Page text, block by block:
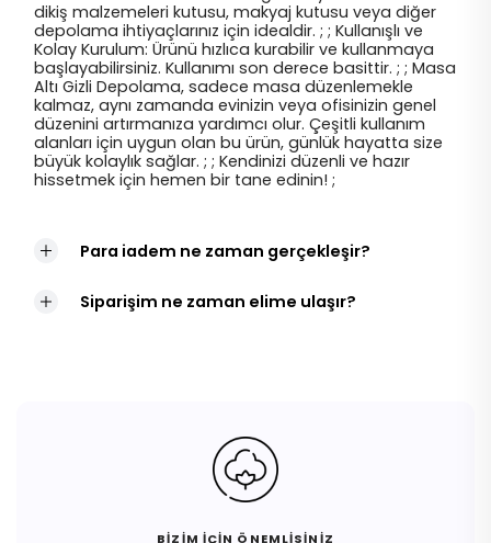
dikiş malzemeleri kutusu, makyaj kutusu veya diğer
depolama ihtiyaçlarınız için idealdir. ; ; Kullanışlı ve
Kolay Kurulum: Ürünü hızlıca kurabilir ve kullanmaya
başlayabilirsiniz. Kullanımı son derece basittir. ; ; Masa
Altı Gizli Depolama, sadece masa düzenlemekle
kalmaz, aynı zamanda evinizin veya ofisinizin genel
düzenini artırmanıza yardımcı olur. Çeşitli kullanım
alanları için uygun olan bu ürün, günlük hayatta size
büyük kolaylık sağlar. ; ; Kendinizi düzenli ve hazır
hissetmek için hemen bir tane edinin! ;
Para iadem ne zaman gerçekleşir?
Siparişim ne zaman elime ulaşır?
BİZİM İÇİN ÖNEMLİSİNİZ